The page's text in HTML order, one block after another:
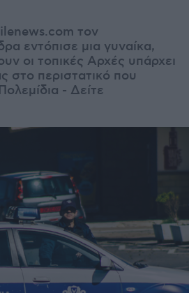
τον
εντόπισε μια γυναίκα,
οι τοπικές Αρχές υπάρχει
στο περιστατικό που
- Δείτε